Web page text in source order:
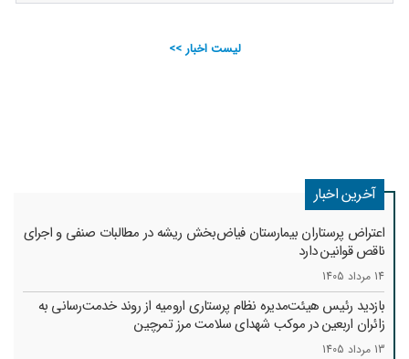
لیست اخبار >>
آخرین اخبار
اعتراض پرستاران بیمارستان فیاض‌بخش ریشه در مطالبات صنفی و اجرای
ناقص قوانین دارد
14 مرداد 1405
بازدید رئیس هیئت‌مدیره نظام پرستاری ارومیه از روند خدمت‌رسانی به
زائران اربعین در موکب شهدای سلامت مرز تمرچین
13 مرداد 1405